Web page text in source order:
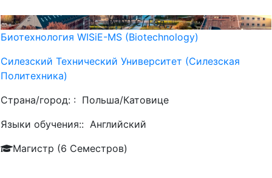
2800€/ Год
Биотехнология WISiE-MS (Biotechnology)
Силезский Технический Университет (Силезская
Политехника)
Страна/город: : Польша/Катовице
Языки обучения:: Английский
Магистр (6 Семестров)